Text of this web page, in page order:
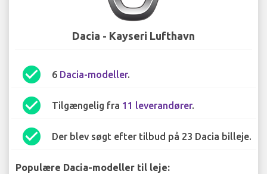
Dacia - Kayseri Lufthavn
check_circle 6 Dacia-modeller.
check_circle Tilgængelig fra 11 leverandører.
check_circle Der blev søgt efter tilbud på 23 Dacia billeje.
Populære Dacia-modeller til leje: